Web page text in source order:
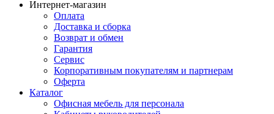
Интернет-магазин
Оплата
Доставка и сборка
Возврат и обмен
Гарантия
Сервис
Корпоративным покупателям и партнерам
Оферта
Каталог
Офисная мебель для персонала